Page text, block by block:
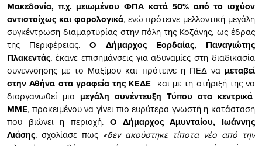
Μακεδονία, π.χ. μειωμένου ΦΠΑ κατά 50% από το ισχύον
αντιστοίχως και φορολογικά, ενώ πρότεινε μελλοντική μεγάλη
συγκέντρωση διαμαρτυρίας στην πόλη της Κοζάνης, ως έδρας
της Περιφέρειας.Ο Δήμαρχος Εορδαίας, Παναγιώτης
Πλακεντάς, έκανε επισημάνσεις για αδυναμίες στη διαδικασία
συνεννόησης με το Μαξίμου και πρότεινε η ΠΕΔ να μεταβεί
στην Αθήνα στα γραφεία της ΚΕΔΕ
και με τη στήριξή της να
διοργανωθεί μια μεγάλη συνέντευξη Τύπου στα κεντρικά
ΜΜΕ, προκειμένου να γίνει πιο ευρύτερα γνωστή η κατάσταση
που βιώνει η περιοχή. Ο Δήμαρχος Αμυνταίου, Ιωάννης
Λιάσης, σχολίασε πως «δεν ακούστηκε τίποτα νέο από την